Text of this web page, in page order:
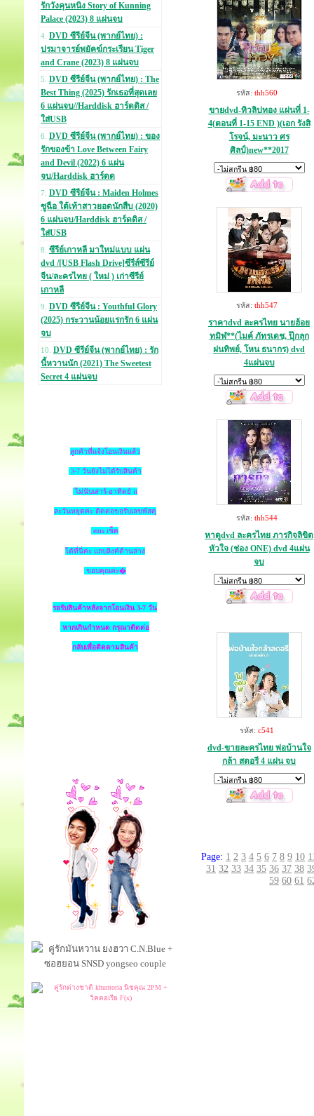
รักวังคุนหนิง Story of Kunning
Palace (2023) 8 แผ่นจบ
4. DVD ซีรีย์จีน (พากย์ไทย) :
ปรมาจารย์พยัคฆ์กระเรียน Tiger
and Crane (2023) 8 แผ่นจบ
5. DVD ซีรีย์จีน (พากย์ไทย) : The
Best Thing (2025) รักเธอที่สุดเลย
6 แผ่นจบ//Harddisk ฮาร์ดดิส /
ใส่USB
6. DVD ซีรีย์จีน (พากย์ไทย) : ของ
รักของข้า Love Between Fairy
and Devil (2022) 6 แผ่น
จบ/Harddisk ฮาร์ดด
7. DVD ซีรีย์จีน : Maiden Holmes
ซูฉือ ใต้เท้าสาวยอดนักสืบ (2020)
6 แผ่นจบ/Harddisk ฮาร์ดดิส /
ใส่USB
8. ซีรีย์เกาหลี มาใหม่แบบ แผ่น
dvd /[USB Flash Drive]ซีรีส์ซีรีย์
จีน/ละครไทย ( ใหม่ ) เก่าซีรีย์
เกาหลี
9. DVD ซีรีย์จีน : Youthful Glory
(2025) กระวานน้อยแรกรัก 6 แผ่น
จบ
10. DVD ซีรีย์จีน (พากย์ไทย) : รัก
นี้หวานนัก (2021) The Sweetest
Secret 4 แผ่นจบ
ลูกค้าที่แจ้งโอนเงินแล้ว
3-7 วันยังไม่ได้รับสินค้า
ไม่นับเสาร์-อาทิตย์ แ
ละวันหยุดค่ะ ติดต่อขอรับเลขพัสดุ
ems เช็ค
ได้ที่นี่ค่ะ แถบลิงค์ด้านล่าง
ขอบคุณค่ะ�
รอรับสินค้าหลังจากโอนเงิน 3-7 วัน
หากเกินกำหนด กรุณาติดต่อ
กลับเพื่อติดตามสินค้า
รหัส: thh560
ขายdvd-ทิวลิปทอง แผ่นที่ 1-
4(ตอนที่ 1-15 END )(เอก รังสิ
โรจน์, มะนาว ศร
ศิลป์)new**2017
รหัส: thh547
ราคาdvd ละครไทย นายฮ้อย
ทมิฬ**(ไมค์ ภัทรเดช, ปุ๊กลุก
ฝนทิพย์, โหน ธนากร) dvd
4แผ่นจบ
รหัส: thh544
หาดูdvd ละครไทย ภารกิจลิขิต
หัวใจ (ช่อง ONE) dvd 4แผ่น
จบ
รหัส: c541
dvd-ขายละครไทย พ่อบ้านใจ
กล้า สตอรี 4 แผ่น จบ
Page: 1 2 3 4 5 6 7 8 9 10
31 32 33 34 35 36 37 38
59 60 61